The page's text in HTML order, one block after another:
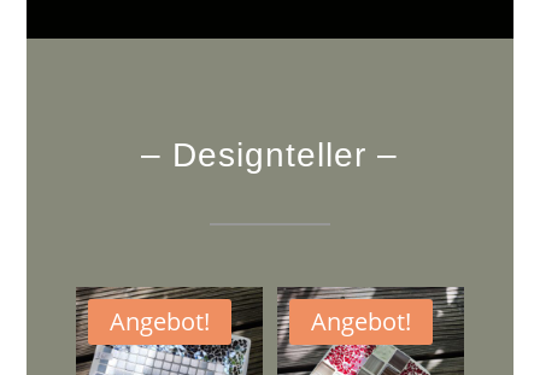
– Designteller –
Angebot! Angebot!